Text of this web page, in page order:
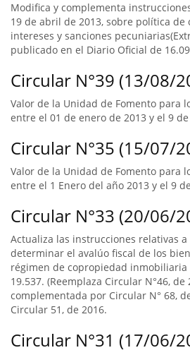
Modifica y complementa
19 de abril de 2013, sobre política de
intereses y sanciones
publicado en el Diario Oficial de
Circular N°39 (13/08/
Valor de la Unidad de Fomento para
entre el 01 de enero de 2013 y el 9
Circular N°35 (15/07/
Valor de la Unidad de Fomento para
entre el 1 Enero del año 2013 y el 9
Circular N°33 (20/06/
Actualiza las instrucciones relativas
determinar el avalúo fiscal de los
régimen de copropiedad inmobiliaria
19.537. (Reemplaza Circular N°46, de
complementada por Circular N° 68,
Circular 51, de 2016.
Circular N°31 (17/06/